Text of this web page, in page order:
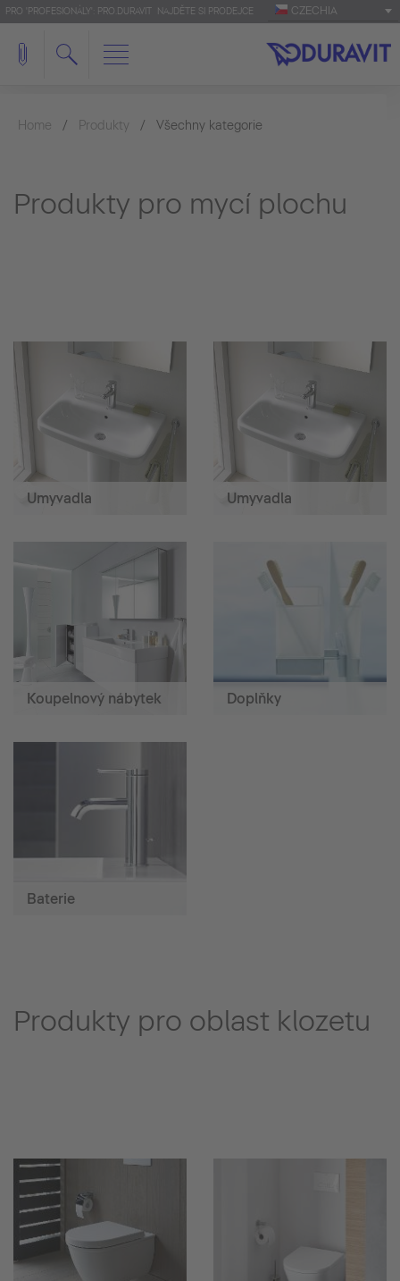
PRO 'PROFESIONÁLY': PRO.DURAVIT NAJDĚTE SI PRODEJCE CZECHIA
Home Produkty Všechny kategorie
Produkty pro mycí plochu
Umyvadla Umyvadla
Koupelnový nábytek Doplňky
Baterie
Produkty pro oblast klozetu